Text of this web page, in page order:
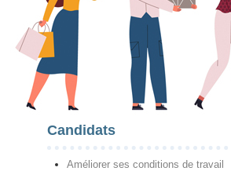
Candidats
Améliorer ses conditions de travail